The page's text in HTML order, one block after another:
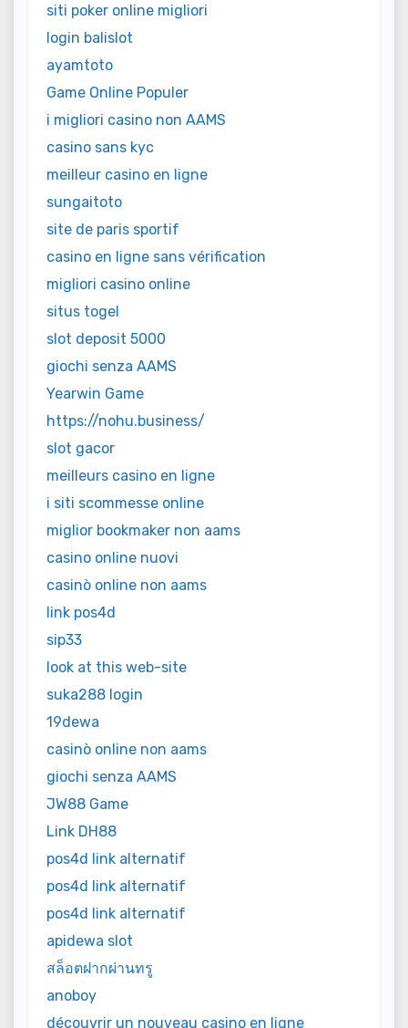
siti poker online migliori
login balislot
ayamtoto
Game Online Populer
i migliori casino non AAMS
casino sans kyc
meilleur casino en ligne
sungaitoto
site de paris sportif
casino en ligne sans vérification
migliori casino online
situs togel
slot deposit 5000
giochi senza AAMS
Yearwin Game
https://nohu.business/
slot gacor
meilleurs casino en ligne
i siti scommesse online
miglior bookmaker non aams
casino online nuovi
casinò online non aams
link pos4d
sip33
look at this web-site
suka288 login
19dewa
casinò online non aams
giochi senza AAMS
JW88 Game
Link DH88
pos4d link alternatif
pos4d link alternatif
pos4d link alternatif
apidewa slot
สล็อตฝากผ่านทรู
anoboy
découvrir un nouveau casino en ligne